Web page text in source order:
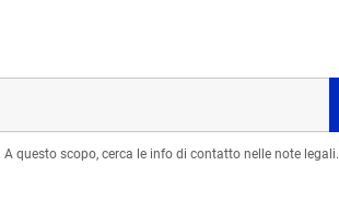
questo scopo, cerca le info di contatto nelle note legali.